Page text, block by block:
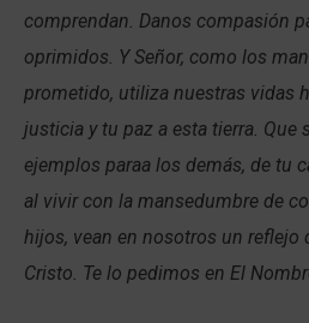
comprendan. Danos compasión
oprimidos. Y Señor, como los
prometido, utiliza nuestras vidas
justicia y tu paz a esta tierra. Que
ejemplos paraa los demás, de tu
al vivir con la mansedumbre de
hijos, vean en nosotros un reflejo
Cristo. Te lo pedimos en El